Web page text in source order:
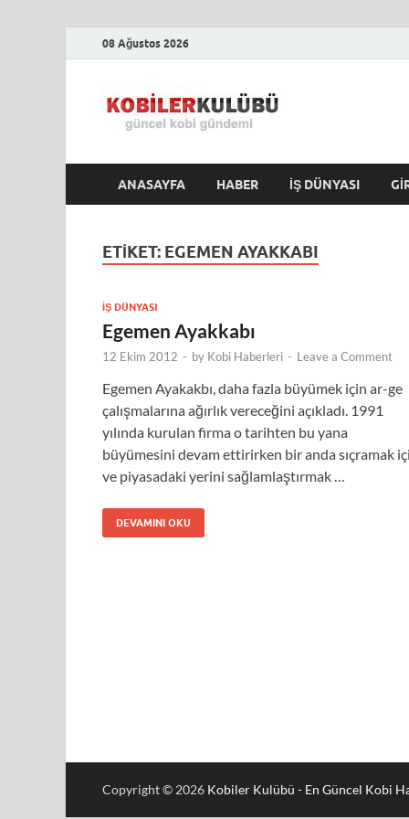
08 Ağustos 2026
ANASAYFA HABER İŞ DÜNYASI
ETIKET: EGEMEN AYAKKABI
İŞ DÜNYASI
Egemen Ayakkabı
12 Ekim 2012 - by Kobi Haberleri - Leave a Comment
Egemen Ayakakbı, daha fazla büyümek için ar-ge
çalışmalarına ağırlık vereceğini açıkladı. 1991
yılında kurulan firma o tarihten bu yana
büyümesini devam ettirirken bir anda sıçramak
ve piyasadaki yerini sağlamlaştırmak …
DEVAMINI OKU
Copyright © 2026 Kobiler Kulübü - En Güncel Kobi